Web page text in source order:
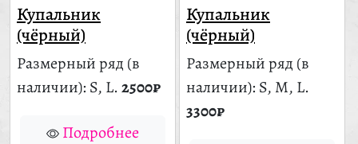
Купальник
(чёрный)
Размерный ряд (в
наличии): S, L.2500₽
Подробнее
Купальник
(чёрный)
Размерный ряд (в
наличии): S, M, L.
3300₽